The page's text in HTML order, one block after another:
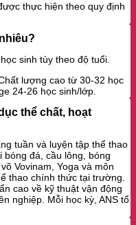
thực hiện theo quy định
sinh tùy theo độ tuổi.
lượng cao từ 30-32 học
24-26 học sinh/lớp.
thể chất, hoạt
tuần và luyện tập thể thao
bóng đá, cầu lông, bóng
Vovinam, Yoga và môn
thao chính thức tại trường.
cao về kỹ thuật vận động
nghiệp. Mỗi học kỳ, ANS tổ